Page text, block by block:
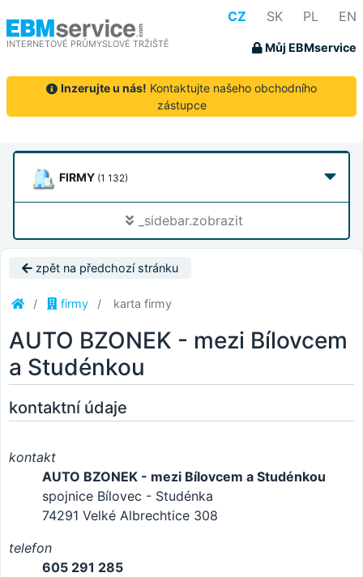
INTERNETOVÉ PRŮMYSLOVÉ TRŽIŠTĚ
CZ SK PL EN
Můj EBMservice
Inzerujte u nás! Kontaktujte našeho obchodního
zástupce
FIRMY (1 132)
_sidebar.zobrazit
zpět na předchozí stránku
firmy karta firmy
AUTO BZONEK - mezi Bílovcem
a Studénkou
kontaktní údaje
kontakt
AUTO BZONEK - mezi Bílovcem a Studénkou
spojnice Bílovec - Studénka
74291 Velké Albrechtice 308
telefon
605 291 285